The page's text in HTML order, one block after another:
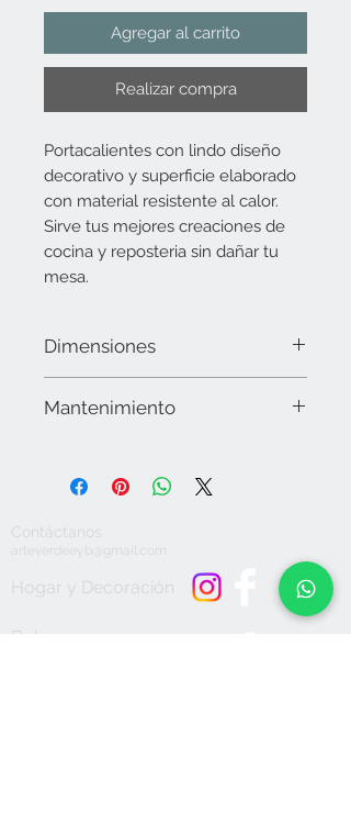
Agregar al carrito
Realizar compra
Portacalientes con lindo diseño
decorativo y superficie elaborado
con material resistente al calor.
Sirve tus mejores creaciones de
cocina y reposteria sin dañar tu
mesa.
Dimensiones
Mantenimiento
utilizar químicos o detergentes
en agua. No apto para lavavajillas. No
dejar expuesto a la intemperie.
Contáctanos
arteverdeeyb@gmail.com
Hogar y Decoración
Bolsas y